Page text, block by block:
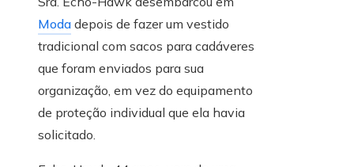
Moda depois de fazer um vestido
tradicional com sacos para cadáveres
que foram enviados para sua
organização, em vez do equipamento
de proteção individual que ela havia
solicitado.